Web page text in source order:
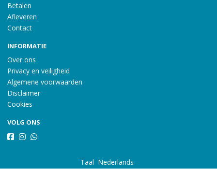
Betalen
Afleveren
Contact
INFORMATIE
Over ons
Privacy en veiligheid
Algemene voorwaarden
Disclaimer
Cookies
VOLG ONS
Taal